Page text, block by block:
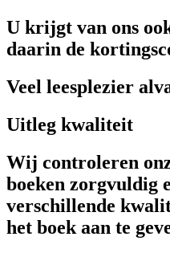
U krijgt van ons
daarin de
Veel leesplezier
Uitleg kwaliteit
Wij controleren
boeken zorgvuldig
verschillende
het boek aan te